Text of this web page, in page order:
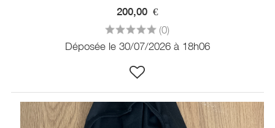
200,00 €
(0)
Déposée le 30/07/2026 à 18h06